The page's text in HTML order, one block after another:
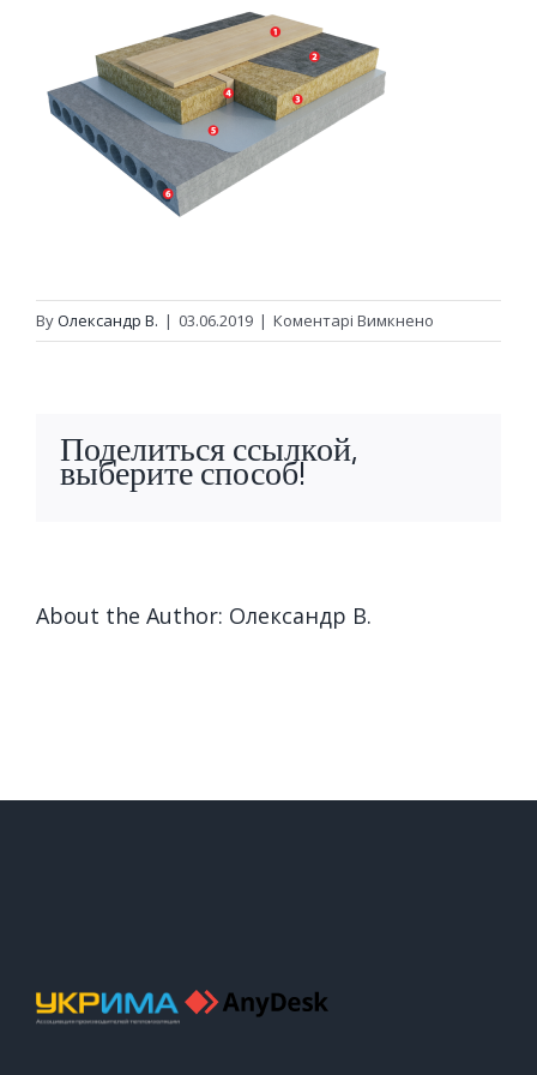
ByОлександр В. | 03.06.2019 | Коментарі Вимкнено
ГОРИЩНІ
Поделиться ссылкой,
выберите способ!
About the Author: Олександр В.